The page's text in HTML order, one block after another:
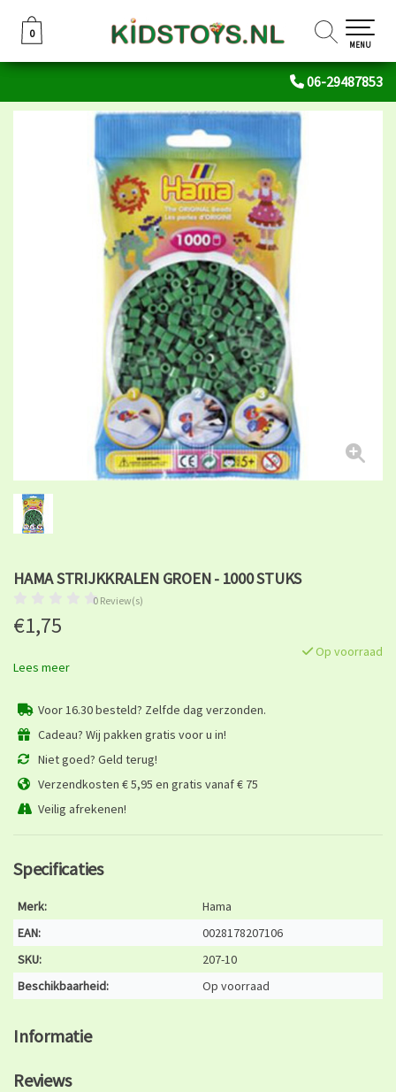
06-29487853
0
0
MENU
HAMA STRIJKKRALEN GROEN - 1000 STUKS
0 Review(s)
€1,75
Op voorraad
Lees meer
Voor 16.30 besteld? Zelfde dag verzonden.
Cadeau? Wij pakken gratis voor u in!
Niet goed? Geld terug!
Verzendkosten € 5,95 en gratis vanaf € 75
Veilig afrekenen!
Specificaties
Merk:
Hama
EAN:
0028178207106
SKU:
207-10
Beschikbaarheid:
Op voorraad
Informatie
Reviews